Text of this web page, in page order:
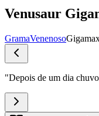
Venusaur
GramaVenenoso
"Depois de um dia